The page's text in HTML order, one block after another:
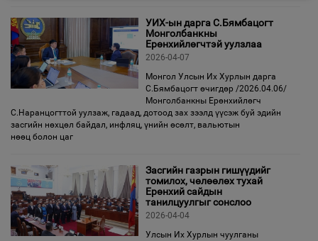
УИХ-ын дарга С.Бямбацогт
Монголбанкны
Ерөнхийлөгчтэй уулзлаа
2026-04-07
Монгол Улсын Их Хурлын дарга
С.Бямбацогт өчигдөр /2026.04.06/
Монголбанкны Ерөнхийлөгч
С.Наранцогттой уулзаж, гадаад, дотоод зах зээлд үүсэж буй эдийн
засгийн нөхцөл байдал, инфляц, үнийн өсөлт, вальютын
нөөц болон цаг
Засгийн газрын гишүүдийг
томилох, чөлөөлөх тухай
Ерөнхий сайдын
танилцуулгыг сонслоо
2026-04-04
Улсын Их Хурлын чуулганы